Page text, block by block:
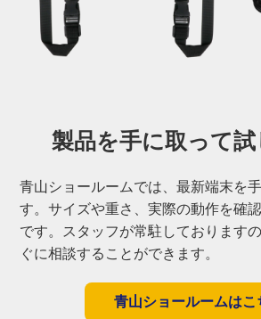
製品を手に取って試
青山ショールームでは、最新端末を
す。サイズや重さ、実際の動作を確
です。スタッフが常駐しております
ぐに相談することができます。
青山ショールームはこ